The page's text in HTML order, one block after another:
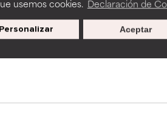
usemos cookies. Declaración de
Personalizar Aceptar
provocar efectos adversos como
provocar efectos adversos como
Promociones